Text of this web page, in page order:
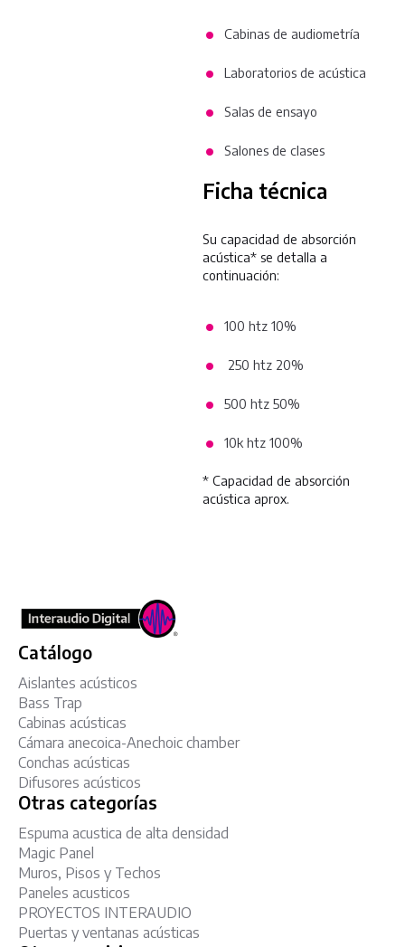
Cabinas de audiometría
Laboratorios de acústica
Salas de ensayo
Salones de clases
Ficha técnica
Su capacidad de absorción
acústica* se detalla a
continuación:
100 htz 10%
250 htz 20%
500 htz 50%
10k htz 100%
* Capacidad de absorción
acústica aprox.
Catálogo
Aislantes acústicos
Bass Trap
Cabinas acústicas
Cámara anecoica-Anechoic chamber
Conchas acústicas
Difusores acústicos
Otras categorías
Espuma acustica de alta densidad
Magic Panel
Muros, Pisos y Techos
Paneles acusticos
PROYECTOS INTERAUDIO
Puertas y ventanas acústicas